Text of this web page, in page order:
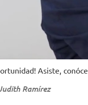
Asiste,
Ramírez